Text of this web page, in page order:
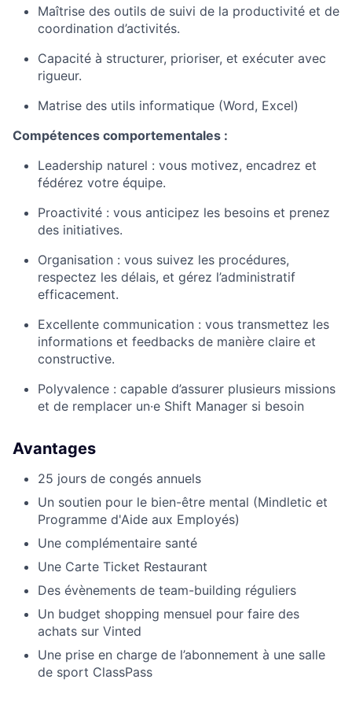
Maîtrise des outils de suivi de la productivité et de
coordination d’activités.
Capacité à structurer, prioriser, et exécuter avec
rigueur.
Matrise des utils informatique (Word, Excel)
Compétences comportementales :
Leadership naturel : vous motivez, encadrez et
fédérez votre équipe.
Proactivité : vous anticipez les besoins et prenez
des initiatives.
Organisation : vous suivez les procédures,
respectez les délais, et gérez l’administratif
efficacement.
Excellente communication : vous transmettez les
informations et feedbacks de manière claire et
constructive.
Polyvalence : capable d’assurer plusieurs missions
et de remplacer un·e Shift Manager si besoin
Avantages
25 jours de congés annuels
Un soutien pour le bien-être mental (Mindletic et
Programme d'Aide aux Employés)
Une complémentaire santé
Une Carte Ticket Restaurant
Des évènements de team-building réguliers
Un budget shopping mensuel pour faire des
achats sur Vinted
Une prise en charge de l’abonnement à une salle
de sport ClassPass